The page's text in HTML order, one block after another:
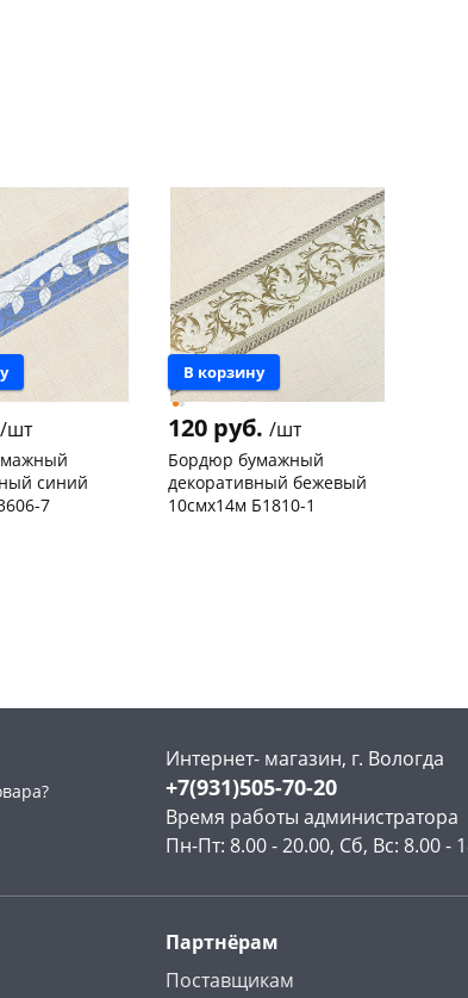
/шт
синий
7
В корзину
120 руб. /шт
Бордюр бумажный
декоративный бежевый
10смх14м Б1810-1
Интернет- магазин, г. Вологда
+7(931)505-70-20
Время работы администратора
Пн-Пт: 8.00 - 20.00, Сб, Вс: 8.00 -
Партнёрам
Поставщикам